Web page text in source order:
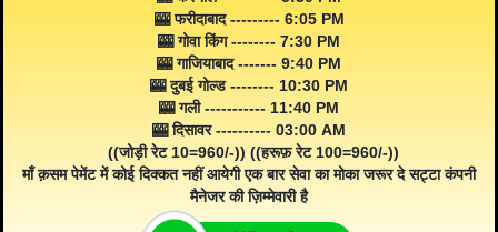
🎰 फरीदाबाद --------- 6:05 PM
🎰 गोवा किंग -------- 7:30 PM
🎰 गाजियाबाद ------- 9:40 PM
🎰 दुबई गोल्ड -------- 10:30 PM
🎰 गली ----------- 11:40 PM
🎰 दिसावर ---------- 03:00 AM
((जोड़ी रेट 10=960/-)) ((हरूफ़ रेट 100=960/-))
माँ क़सम पेमेंट में कोई दिक्कत नहीं आयेगी एक बार सेवा का मोका जरूर दे सट्टा कंपनी
मैनेजर की ज़िम्मेवारी है